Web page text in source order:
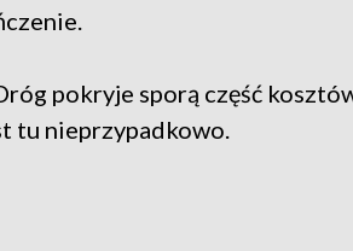
pokryje sporą część
tu nieprzypadkowo.